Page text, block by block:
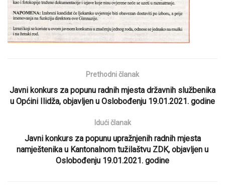
Prethodni članak
Javni konkurs za popunu radnih mjesta državnih službenika
u Općini Ilidža, objavljen u Oslobođenju 19.01.2021. godine
Idući članak
Javni konkurs za popunu upražnjenih radnih mjesta
namještenika u Kantonalnom tužilaštvu ZDK, objavljen u
Oslobođenju 19.01.2021. godine